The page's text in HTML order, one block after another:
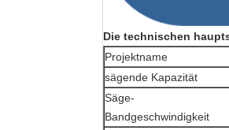
Die technischen
Projektname
sägende Kapazität
Säge-
Bandgeschwindigkeit